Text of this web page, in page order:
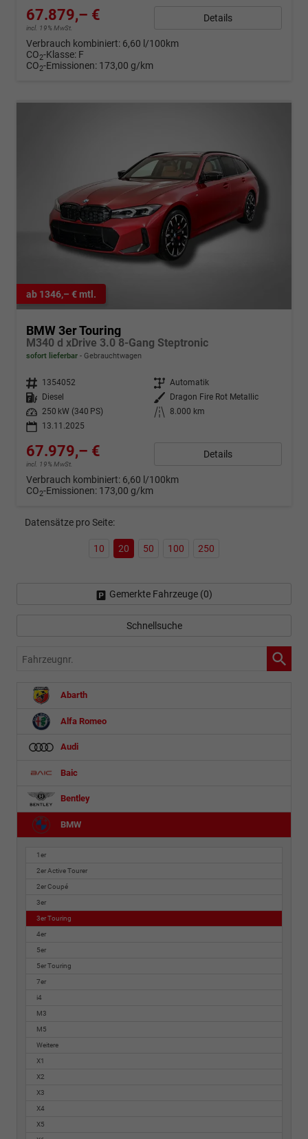
67.879,– €
incl. 19% MwSt.
Details
Verbrauch kombiniert: 6,60 l/100km
CO2-Klasse: F
CO2-Emissionen: 173,00 g/km
ab 1346,– € mtl.
BMW 3er Touring
M340 d xDrive 3.0 8-Gang Steptronic
sofort lieferbar Gebrauchtwagen
Fahrzeugnr. 1354052 Getriebe Automatik
Kraftstoff
Diesel Außenfarbe
Dragon Fire Rot Metallic
Leistung
250 kW (340 PS) Kilometerstand
8.000 km
13.11.2025
67.979,– €
incl. 19% MwSt.
Details
Verbrauch kombiniert: 6,60 l/100km
CO2-Emissionen: 173,00 g/km
Datensätze pro Seite:
10 20 50 100 250
Gemerkte Fahrzeuge (0)
Schnellsuche
Fahrzeugnr.
Abarth
Alfa Romeo
Audi
Baic
Bentley
BMW
1er
2er Active Tourer
2er Coupé
3er
3er Touring
4er
5er
5er Touring
7er
i4
M3
M5
Weitere
X1
X2
X3
X4
X5